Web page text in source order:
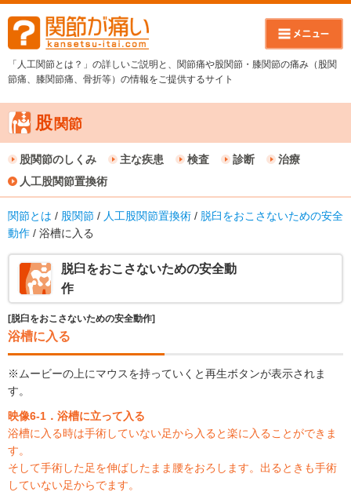
「人工関節とは？」の詳しいご説明と、関節痛や股関節・膝関節の痛み（股関
節痛、膝関節痛、骨折等）の情報をご提供するサイト
股 関節
股関節のしくみ 主な疾患 検査 診断
治療
人工股関節置換術
関節とは / 股関節 / 人工股関節置換術 / 脱臼をおこさないための安全
動作 / 浴槽に入る
脱臼をおこさないための安全動
作
[脱臼をおこさないための安全動作]
浴槽に入る
※ムービーの上にマウスを持っていくと再生ボタンが表示されま
す。
映像6-1．浴槽に立って入る
浴槽に入る時は手術していない足から入ると楽に入ることができま
す。
そして手術した足を伸ばしたまま腰をおろします。出るときも手術
していない足からでます。